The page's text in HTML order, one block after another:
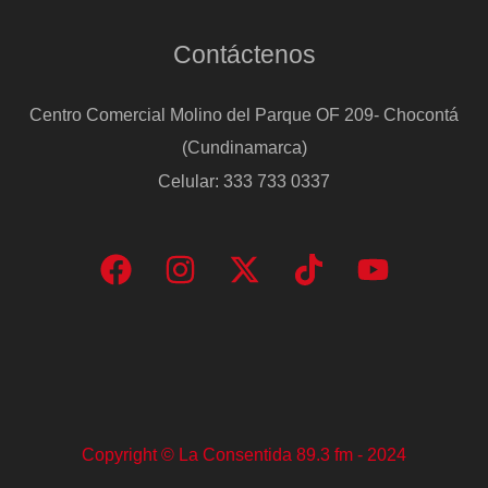
Contáctenos
Centro Comercial Molino del Parque OF 209- Chocontá
(Cundinamarca)
Celular: 333 733 0337
Copyright © La Consentida 89.3 fm - 2024